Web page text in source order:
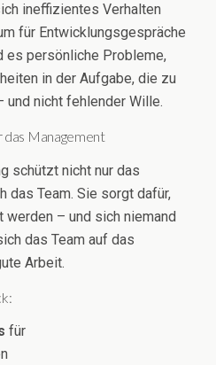
ineffizientes Verhalten
für Entwicklungsgespräche
es persönliche Probleme,
in der Aufgabe, die zu
nicht fehlender Wille.
das Management
schützt nicht nur das
das Team. Sie sorgt dafür,
– und sich niemand
das Team auf das
Arbeit.
für